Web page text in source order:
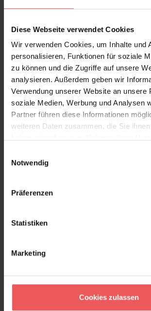
Diese Webseite verwendet Cookies
Wir verwenden Cookies, um Inhalte und
personalisieren, Funktionen für soziale
zu können und die Zugriffe auf unsere
analysieren. Außerdem geben wir
Verwendung unserer Website an unsere
soziale Medien, Werbung und Analysen
Partner führen diese Informationen
weiteren Daten zusammen, die Sie
Notwendig
Präferenzen
Statistiken
Marketing
Cookies zulassen
Octopus, orange
150,00 €